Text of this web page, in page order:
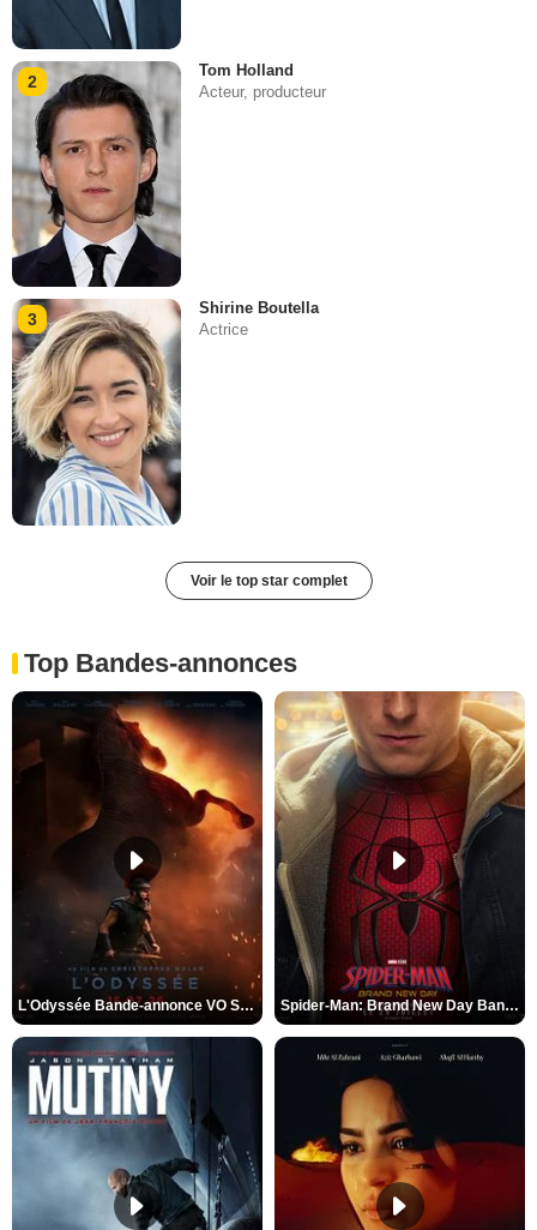
2
Tom Holland
Acteur, producteur
3
Shirine Boutella
Actrice
Voir le top star complet
Top Bandes-annonces
L'Odyssée Bande-annonce VO STFR Spider-Man: Brand New Day Bande-annonce VO STFR